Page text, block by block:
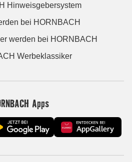
Hinweisgebersystem
bei HORNBACH
werden bei HORNBACH
Werbeklassiker
Apps